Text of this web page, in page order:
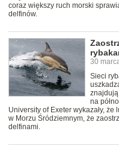
coraz większy ruch morski
delfinów.
30
Sieci
na
University of Exeter wykazały,
w Morzu Śródziemnym, że
delfinami.